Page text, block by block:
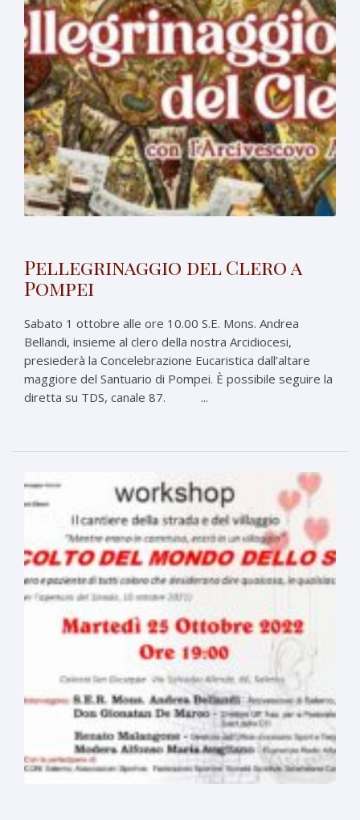
Pellegrinaggio del Clero a
Pompei
Sabato 1 ottobre alle ore 10.00 S.E. Mons. Andrea
Bellandi, insieme al clero della nostra Arcidiocesi,
presiederà la Concelebrazione Eucaristica dall’altare
maggiore del Santuario di Pompei. È possibile seguire la
diretta su TDS, canale 87. ...